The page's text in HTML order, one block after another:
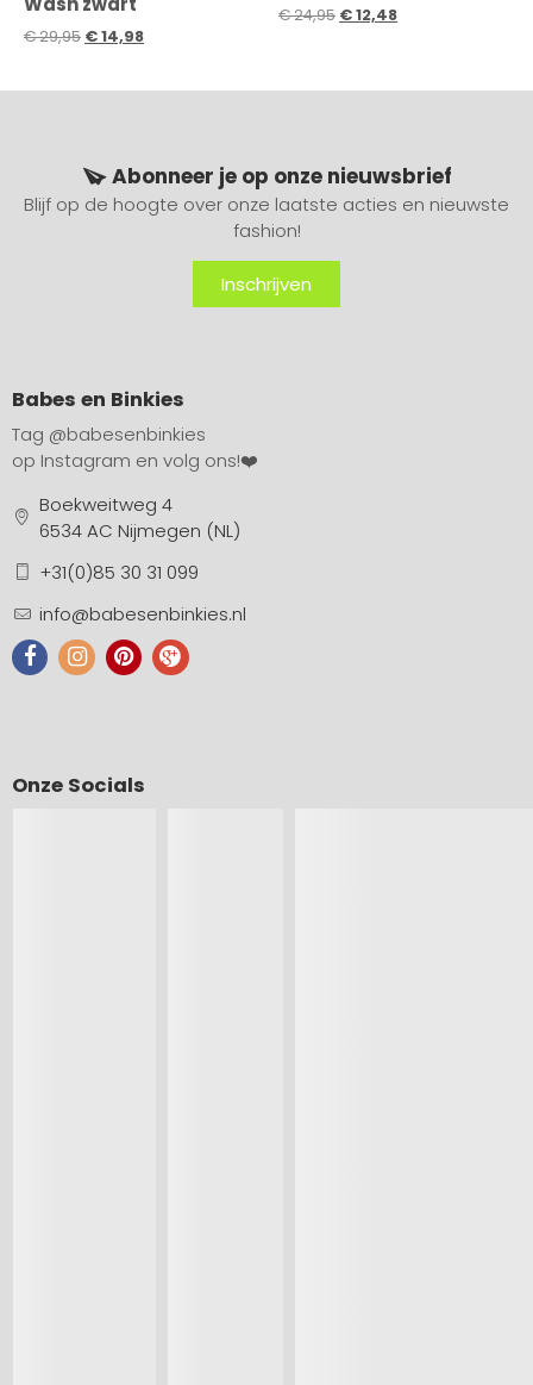
€29,95 €14,98
€24,95 €12,48
Abonneer je op onze nieuwsbrief
Blijf op de hoogte over onze laatste acties en nieuwste
fashion!
Inschrijven
Babes en Binkies
Tag @babesenbinkies
op Instagram en volg ons!❤️
Boekweitweg 4
6534 AC Nijmegen (NL)
+31(0)85 30 31 099
info@babesenbinkies.nl
Onze Socials